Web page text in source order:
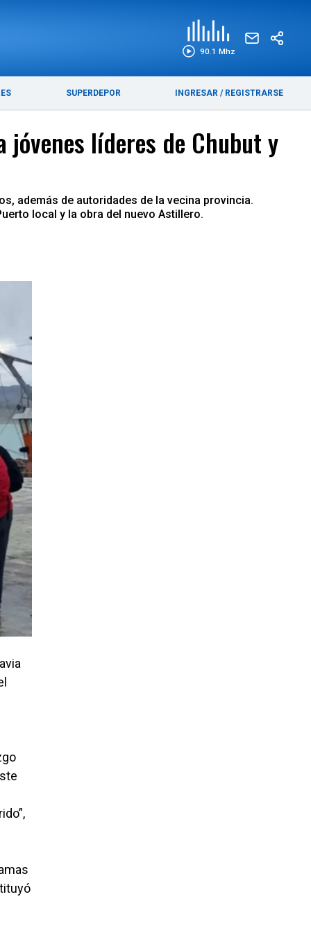
90.1 Mhz
SUPERDEPOR INGRESAR / REGISTRARSE
jóvenes líderes de Chubut y
además de autoridades de la vecina provincia.
local y la obra del nuevo Astillero.